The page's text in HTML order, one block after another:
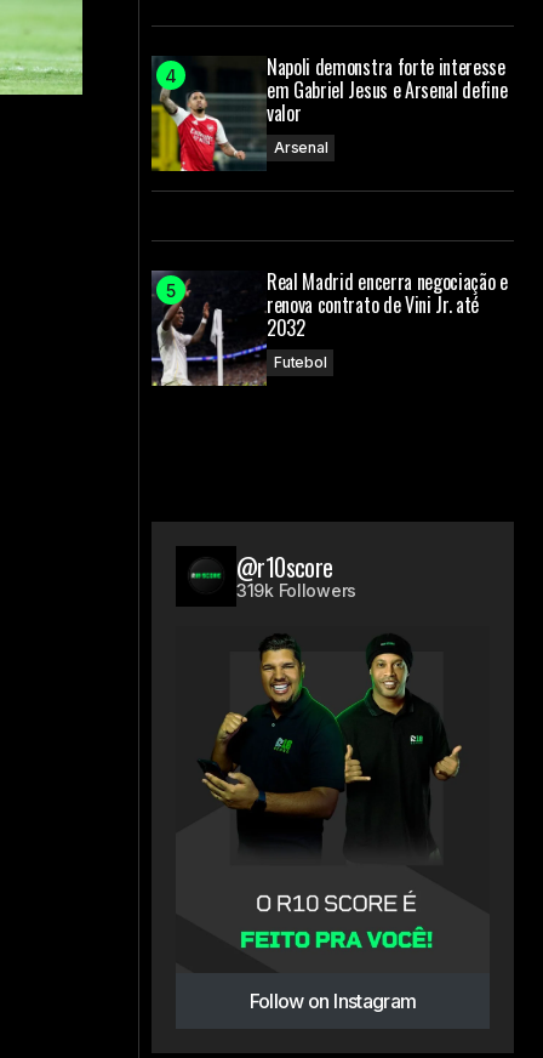
Napoli demonstra forte interesse
em Gabriel Jesus e Arsenal define
valor
Arsenal
Real Madrid encerra negociação e
renova contrato de Vini Jr. até
2032
Futebol
@r10score
319k Followers
Follow on Instagram